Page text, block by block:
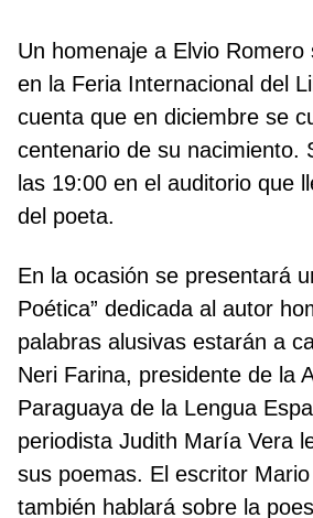
Un homenaje a Elvio
en la Feria Internacional del
cuenta que en diciembre se
centenario de su nacimiento.
las 19:00 en el auditorio que
del poeta.
En la ocasión se presentará
Poética” dedicada al autor
palabras alusivas estarán a
Neri Farina, presidente de la
Paraguaya de la Lengua
periodista Judith María Vera
sus poemas. El escritor
también hablará sobre la